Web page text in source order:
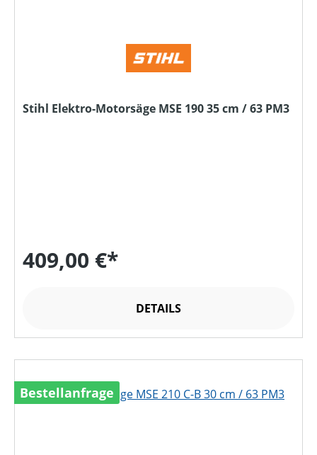
Stihl Elektro-Motorsäge MSE 190 35 cm / 63 PM3
409,00 €*
DETAILS
Bestellanfrage